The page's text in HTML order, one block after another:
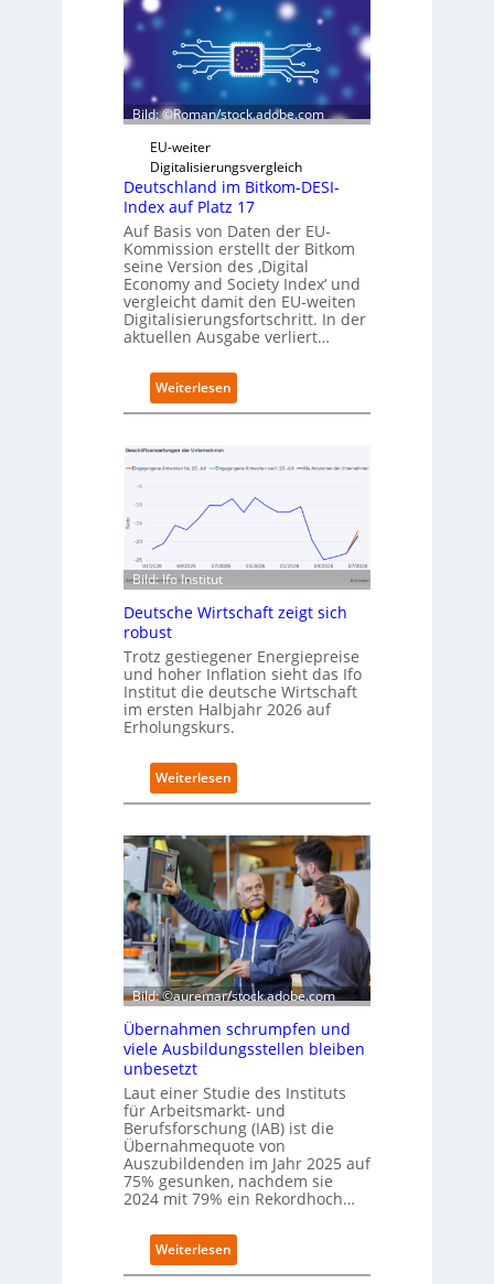
t
g
r
e
r
w
a
r
z
i
t
s
e
r
ö
f
f
n
e
n
e
u
C
a
m
s
Bild: ©Roman/stock.adobe.com
EU-weiter
Digitalisierungsvergleich
Deutschland im Bitkom-DESI-
Index auf Platz 17
Auf Basis von Daten der EU-
Kommission erstellt der Bitkom
seine Version des ‚Digital
Economy and Society Index‘ und
vergleicht damit den EU-weiten
Digitalisierungsfortschritt. In der
aktuellen Ausgabe verliert…
Weiterlesen:
D
t
c
a
i
B
i
t
k
m
-
D
S
I
-
I
n
d
e
x
a
f
P
a
t
z
1
Bild: Ifo Institut
Deutsche Wirtschaft zeigt sich
robust
Trotz gestiegener Energiepreise
und hoher Inflation sieht das Ifo
Institut die deutsche Wirtschaft
im ersten Halbjahr 2026 auf
Erholungskurs.
Weiterlesen:
D
u
t
s
c
h
e
W
i
r
s
c
a
f
t
z
e
i
t
s
i
Bild: ©auremar/stock.adobe.com
Übernahmen schrumpfen und
viele Ausbildungsstellen bleiben
unbesetzt
Laut einer Studie des Instituts
für Arbeitsmarkt- und
Berufsforschung (IAB) ist die
Übernahmequote von
Auszubildenden im Jahr 2025 auf
75% gesunken, nachdem sie
2024 mit 79% ein Rekordhoch…
Weiterlesen:
Ü